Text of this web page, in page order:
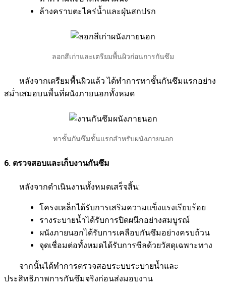
ล้างคราบตะไคร่น้ำและฝุ่นสกปรก
ลอกสีเก่าและเตรียมพื้นผิวก่อนการกันซึม
หลังจากเตรียมพื้นผิวแล้ว ได้ทำการทาชั้นกันซึมแรกอย่าง
สม่ำเสมอบนพื้นที่ผนังภายนอกทั้งหมด
ทาชั้นกันซึมชั้นแรกสำหรับผนังภายนอก
6. ตรวจสอบและเก็บงานกันซึม
หลังจากดำเนินงานทั้งหมดเสร็จสิ้น:
โครงเหล็กได้รับการเสริมความแข็งแรงเรียบร้อย
รางระบายน้ำได้รับการปิดผนึกอย่างสมบูรณ์
ผนังภายนอกได้รับการเคลือบกันซึมอย่างครบถ้วน
จุดเชื่อมต่อทั้งหมดได้รับการซีลด้วยวัสดุเฉพาะทาง
จากนั้นได้ทำการตรวจสอบระบบระบายน้ำและ
ประสิทธิภาพการกันซึมจริงก่อนส่งมอบงาน